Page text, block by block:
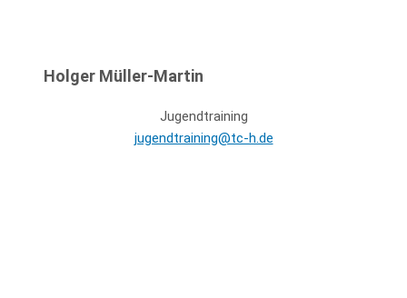
Holger Müller-Martin
Jugendtraining
jugendtraining@tc-h.de